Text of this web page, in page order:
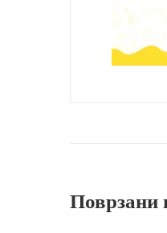
Поврзани